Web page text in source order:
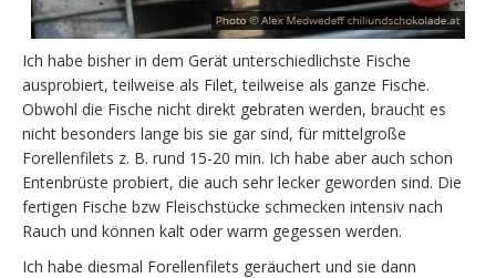
Ich habe bisher in dem Gerät unterschiedlichste Fische
ausprobiert, teilweise als Filet, teilweise als ganze Fische.
Obwohl die Fische nicht direkt gebraten werden, braucht es
nicht besonders lange bis sie gar sind, für mittelgroße
Forellenfilets z. B. rund 15-20 min. Ich habe aber auch schon
Entenbrüste probiert, die auch sehr lecker geworden sind. Die
fertigen Fische bzw Fleischstücke schmecken intensiv nach
Rauch und können kalt oder warm gegessen werden.
Ich habe diesmal Forellenfilets geräuchert und sie dann